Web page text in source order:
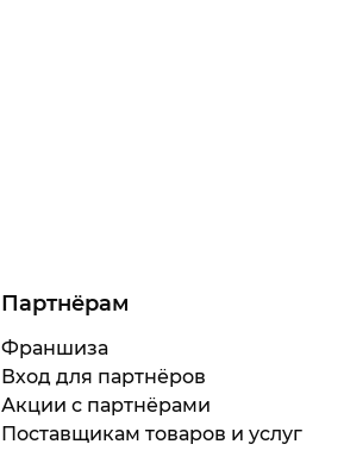
Партнёрам
Франшиза
Вход для партнёров
Акции с партнёрами
Поставщикам товаров и услуг